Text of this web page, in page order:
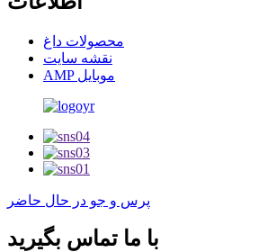
محصولات داغ
نقشه سایت
AMP موبایل
پرس و جو در حال حاضر
با ما تماس بگیرید